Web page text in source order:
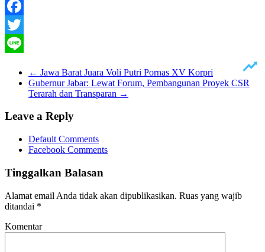
Facebook
Twitter
← Jawa Barat Juara Voli Putri Pornas XV Korpri
Gubernur Jabar: Lewat Forum, Pembangunan Proyek CSR
Terarah dan Transparan →
Leave a Reply
Default Comments
Facebook Comments
Tinggalkan Balasan
Alamat email Anda tidak akan dipublikasikan. Ruas yang wajib
ditandai *
Komentar